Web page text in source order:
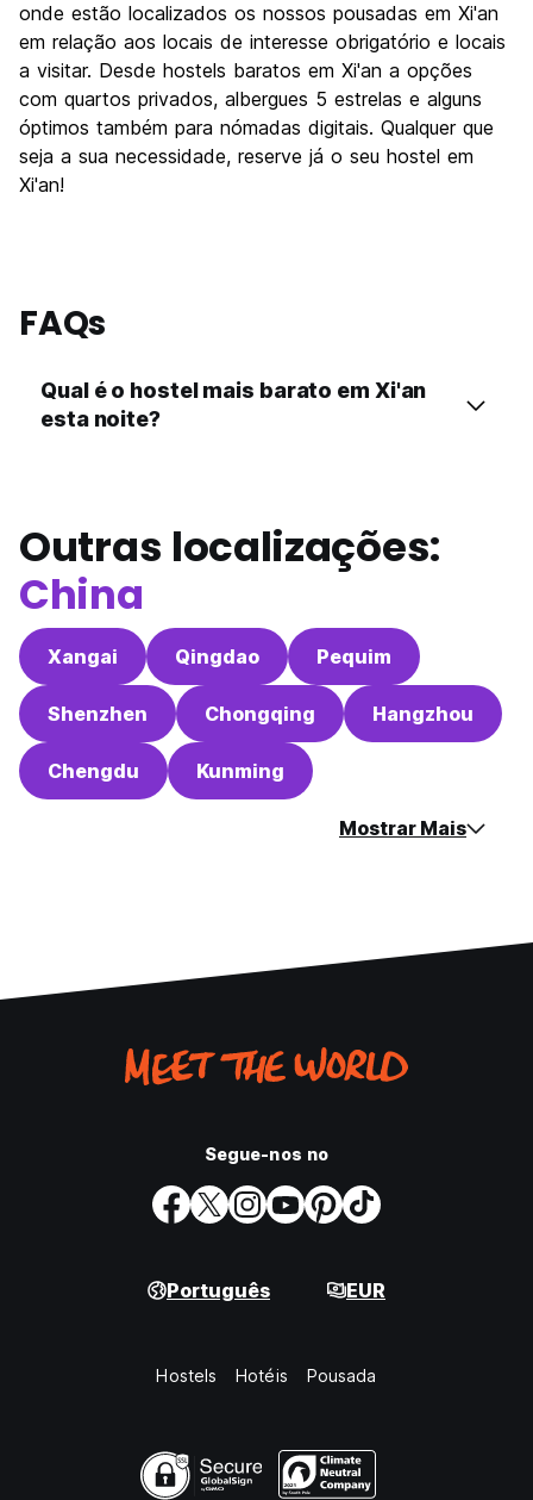
onde estão localizados os nossos pousadas em Xi'an
em relação aos locais de interesse obrigatório e locais
a visitar. Desde hostels baratos em Xi'an a opções
com quartos privados, albergues 5 estrelas e alguns
óptimos também para nómadas digitais. Qualquer que
seja a sua necessidade, reserve já o seu hostel em
Xi'an!
FAQs
Qual é o hostel mais barato em Xi'an
esta noite?
Outras localizações:
China
Xangai Qingdao Pequim
Shenzhen Chongqing Hangzhou
Chengdu Kunming
Mostrar Mais
Segue-nos no
Português EUR
Hostels Hotéis Pousada